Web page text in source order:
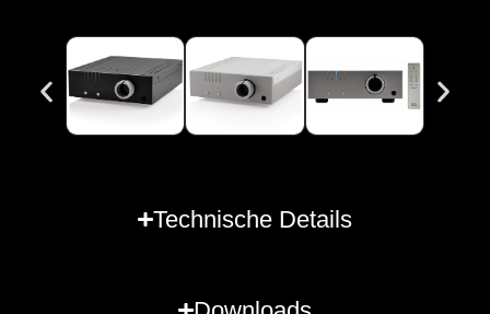
Technische Details